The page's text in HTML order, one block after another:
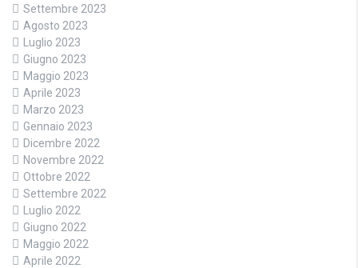
Settembre 2023
Agosto 2023
Luglio 2023
Giugno 2023
Maggio 2023
Aprile 2023
Marzo 2023
Gennaio 2023
Dicembre 2022
Novembre 2022
Ottobre 2022
Settembre 2022
Luglio 2022
Giugno 2022
Maggio 2022
Aprile 2022